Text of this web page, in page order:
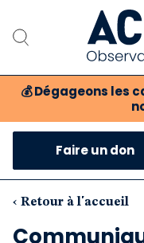
💰 Dégageons les
Notre
Faire un don
‹ Retour à l'accueil